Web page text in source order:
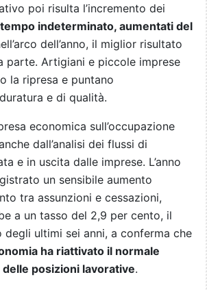
poi risulta l’incremento dei
indeterminato, aumentati del
dell’anno, il miglior risultato
parte. Artigiani e piccole imprese
la ripresa e puntano
e di qualità.
economica sull’occupazione
dall’analisi dei flussi di
e in uscita dalle imprese. L’anno
un sensibile aumento
tra assunzioni e cessazioni,
a un tasso del 2,9 per cento, il
degli ultimi sei anni, a conferma che
ha riattivato il normale
posizioni lavorative.